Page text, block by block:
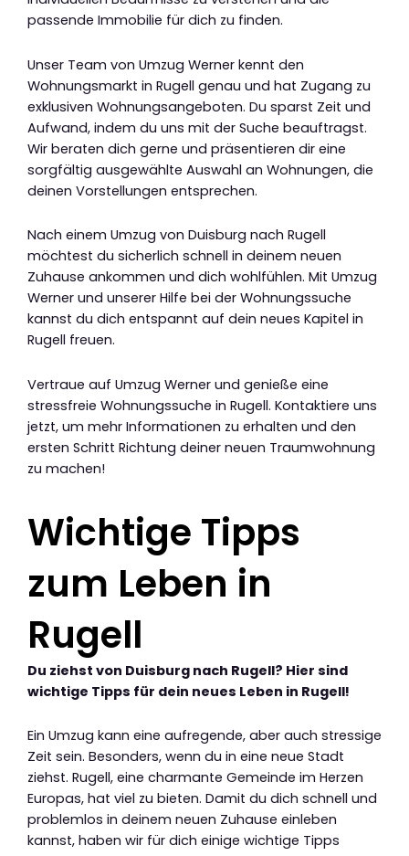
passende Immobilie für dich zu finden.
Unser Team von Umzug Werner kennt den
Wohnungsmarkt in Rugell genau und hat Zugang zu
exklusiven Wohnungsangeboten. Du sparst Zeit und
Aufwand, indem du uns mit der Suche beauftragst.
Wir beraten dich gerne und präsentieren dir eine
sorgfältig ausgewählte Auswahl an Wohnungen, die
deinen Vorstellungen entsprechen.
Nach einem Umzug von Duisburg nach Rugell
möchtest du sicherlich schnell in deinem neuen
Zuhause ankommen und dich wohlfühlen. Mit Umzug
Werner und unserer Hilfe bei der Wohnungssuche
kannst du dich entspannt auf dein neues Kapitel in
Rugell freuen.
Vertraue auf Umzug Werner und genieße eine
stressfreie Wohnungssuche in Rugell. Kontaktiere uns
jetzt, um mehr Informationen zu erhalten und den
ersten Schritt Richtung deiner neuen Traumwohnung
zu machen!
Wichtige Tipps
zum Leben in
Rugell
Du ziehst von Duisburg nach Rugell? Hier sind
wichtige Tipps für dein neues Leben in Rugell!
Ein Umzug kann eine aufregende, aber auch stressige
Zeit sein. Besonders, wenn du in eine neue Stadt
ziehst. Rugell, eine charmante Gemeinde im Herzen
Europas, hat viel zu bieten. Damit du dich schnell und
problemlos in deinem neuen Zuhause einleben
kannst, haben wir für dich einige wichtige Tipps